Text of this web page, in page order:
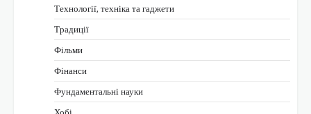
Технології, техніка та гаджети
Традиції
Фільми
Фінанси
Фундаментальні науки